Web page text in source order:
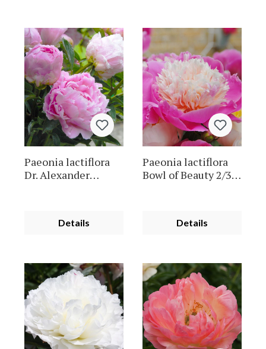
Paeonia lactiflora
Dr. Alexander
Details
Paeonia lactiflora
Bowl of Beauty 2/3 ,
Details